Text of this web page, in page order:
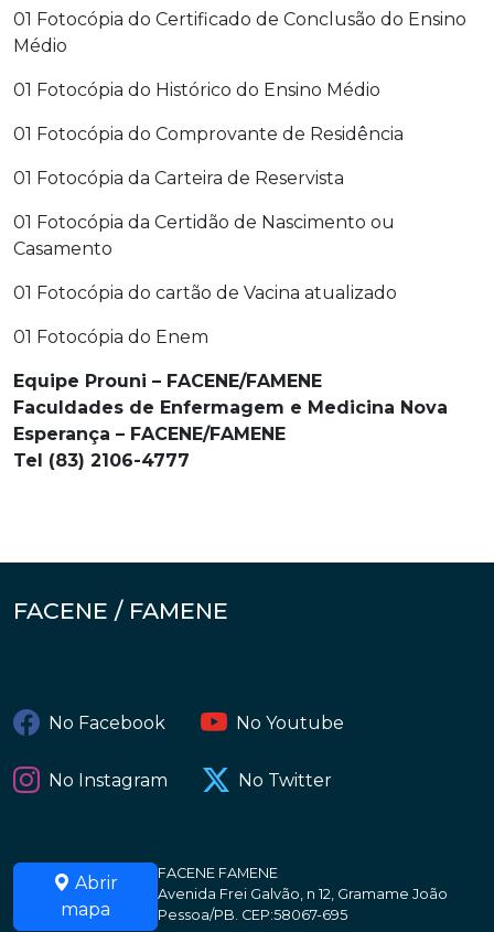
01 Fotocópia do Certificado de Conclusão do Ensino
Médio
01 Fotocópia do Histórico do Ensino Médio
01 Fotocópia do Comprovante de Residência
01 Fotocópia da Carteira de Reservista
01 Fotocópia da Certidão de Nascimento ou
Casamento
01 Fotocópia do cartão de Vacina atualizado
01 Fotocópia do Enem
Equipe Prouni – FACENE/FAMENE
Faculdades de Enfermagem e Medicina Nova
Esperança – FACENE/FAMENE
Tel (83) 2106-4777
FACENE / FAMENE
No Facebook No Youtube
No Instagram No Twitter
Abrir
mapa
FACENE FAMENE
Avenida Frei Galvão, n 12, Gramame João
Pessoa/PB. CEP:58067-695